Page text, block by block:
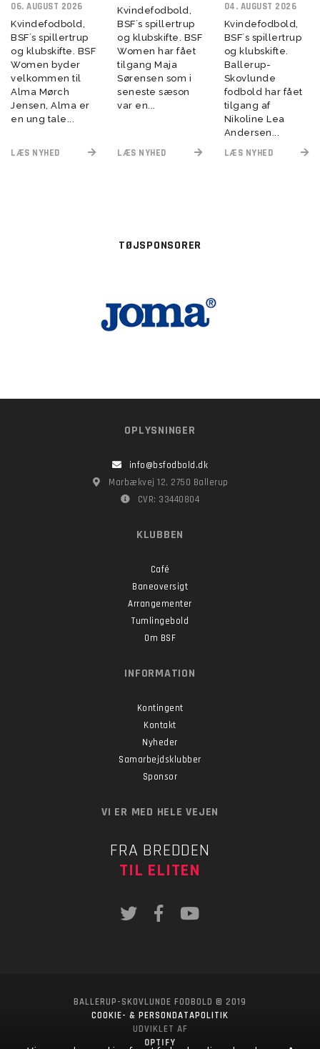
06. AUGUST 2026
Kvindefodbold,
BSF´s spillertrup
og klubskifte. BSF
Women byder
velkommen til
Alma Mørch
Jensen, Alma er
en ung tale...
LÆS NYHED
Kvindefodbold,
BSF´s spillertrup
og klubskifte. BSF
Women har fået
tilgang Maja
Sørensen som i
seneste sæson
var en...
LÆS NYHED
04. AUGUST 2026
Kvindefodbold,
BSF´s spillertrup
og klubskifte.
Ballerup-
Skovlunde
fodbold har fået
tilgang af
Nikoline Lea
Andersen...
LÆS NYHED
TØJSPONSORER
OPLYSNINGER
info@bsfodbold.dk
Marbækvej 12, 2750 Ballerup
CVR: 33440804
KLUBBEN
Café
Baneoversigt
Arrangementer
Tumlingebold
Om BSF
INFORMATION
Kontingent
Kontakt
Nyheder
Samarbejdsklubber
Sponsor
VI ER MED HELE VEJEN
FRA BREDDEN
TIL ELITEN
BALLERUP-SKOVLUNDE FODBOLD © 2019
COOKIE- & PERSONDATAPOLITIK
UDVIKLET AF
OPTIFY